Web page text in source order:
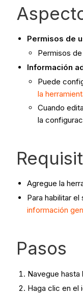
Permisos de
Permisos
Información
Puede
la
Cuando
la
Agregue la
Para habilitar
información
Pasos
Navegue hasta
Haga clic en el